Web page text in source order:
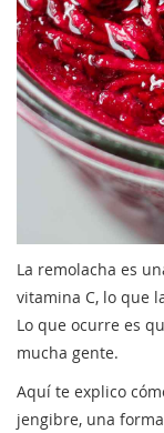
La remolacha es
vitamina C, lo que
Lo que ocurre es
mucha gente.
Aquí te explico
jengibre, una